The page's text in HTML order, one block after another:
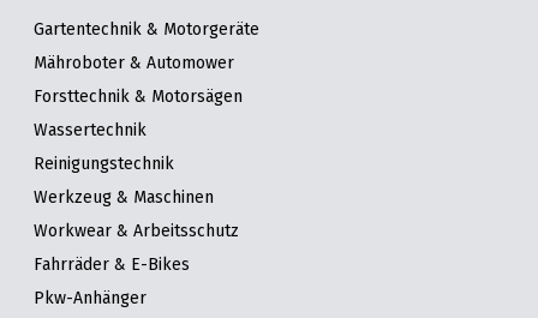
Gartentechnik & Motorgeräte
Mähroboter & Automower
Forsttechnik & Motorsägen
Wassertechnik
Reinigungstechnik
Werkzeug & Maschinen
Workwear & Arbeitsschutz
Fahrräder & E-Bikes
Pkw-Anhänger